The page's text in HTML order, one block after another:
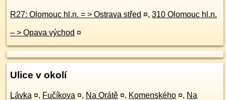
R27: Olomouc hl.n. = > Ostrava střed ¤, 310 Olomouc hl.n.
– > Opava východ ¤
Ulice v okolí
Lávka ¤, Fučíkova ¤, Na Orátě ¤, Komenského ¤, Na